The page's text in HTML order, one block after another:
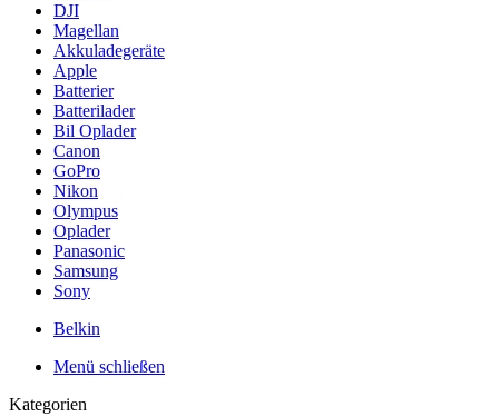
DJI
Magellan
Akkuladegeräte
Apple
Batterier
Batterilader
Bil Oplader
Canon
GoPro
Nikon
Olympus
Oplader
Panasonic
Samsung
Sony
Belkin
Menü schließen
Kategorien